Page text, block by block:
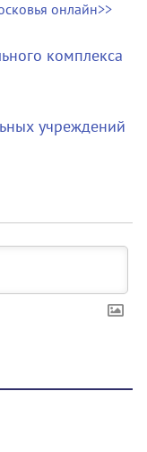
онлайн>>
комплекса
учреждений